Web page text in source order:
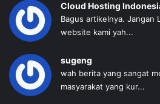
Cloud Hosting
Bagus artikelnya. Jangan
website kami yah...
sugeng
wah berita yang sangat
masyarakat yang kur...